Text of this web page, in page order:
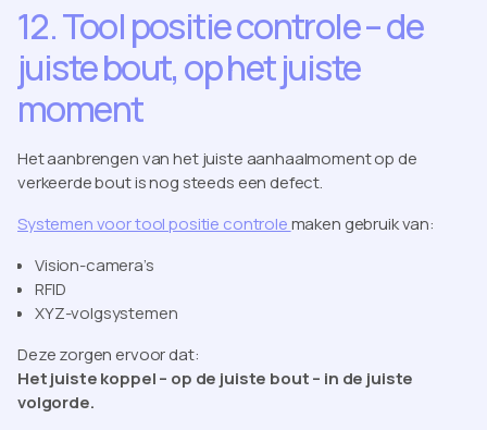
12. Tool positie controle – de
juiste bout, op het juiste
moment
Het aanbrengen van het juiste aanhaalmoment op de
verkeerde bout is nog steeds een defect.
Systemen voor tool positie controlemaken gebruik van:
Vision-camera’s
RFID
XYZ-volgsystemen
Deze zorgen ervoor dat:
Het juiste koppel – op de juiste bout – in de juiste
volgorde.